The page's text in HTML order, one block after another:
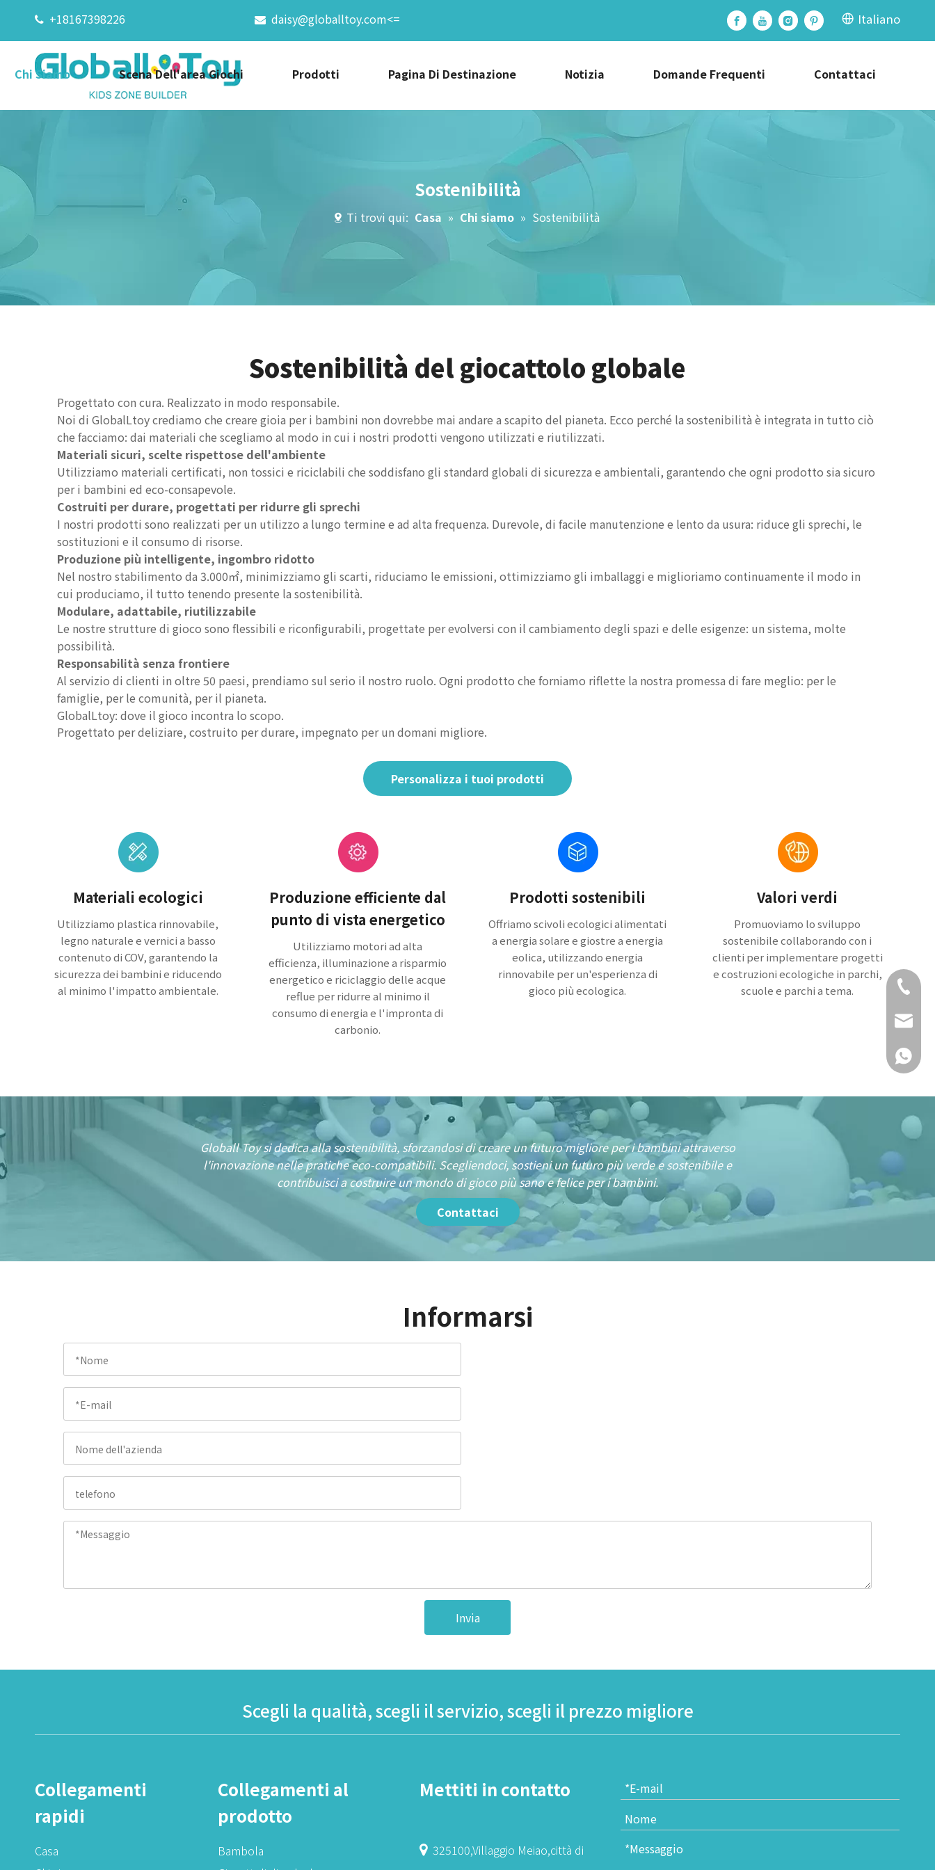
 +18167398226  daisy@globalltoy.com<= Italiano
Chi Siamo Scena Dell'area Giochi Prodotti Pagina Di Destinazione Notizia Domande Frequenti Contattaci
Sostenibilità
Ti trovi qui: Casa » Chi siamo » Sostenibilità
Sostenibilità del giocattolo globale
Progettato con cura. Realizzato in modo responsabile.
Noi di GlobalLtoy crediamo che creare gioia per i bambini non dovrebbe mai andare a scapito del pianeta. Ecco perché la sostenibilità è integrata in tutto ciò
che facciamo: dai materiali che scegliamo al modo in cui i nostri prodotti vengono utilizzati e riutilizzati.
Materiali sicuri, scelte rispettose dell'ambiente
Utilizziamo materiali certificati, non tossici e riciclabili che soddisfano gli standard globali di sicurezza e ambientali, garantendo che ogni prodotto sia sicuro
per i bambini ed eco-consapevole.
Costruiti per durare, progettati per ridurre gli sprechi
I nostri prodotti sono realizzati per un utilizzo a lungo termine e ad alta frequenza. Durevole, di facile manutenzione e lento da usura: riduce gli sprechi, le
sostituzioni e il consumo di risorse.
Produzione più intelligente, ingombro ridotto
Nel nostro stabilimento da 3.000㎡, minimizziamo gli scarti, riduciamo le emissioni, ottimizziamo gli imballaggi e miglioriamo continuamente il modo in
cui produciamo, il tutto tenendo presente la sostenibilità.
Modulare, adattabile, riutilizzabile
Le nostre strutture di gioco sono flessibili e riconfigurabili, progettate per evolversi con il cambiamento degli spazi e delle esigenze: un sistema, molte
possibilità.
Responsabilità senza frontiere
Al servizio di clienti in oltre 50 paesi, prendiamo sul serio il nostro ruolo. Ogni prodotto che forniamo riflette la nostra promessa di fare meglio: per le
famiglie, per le comunità, per il pianeta.
GlobalLtoy: dove il gioco incontra lo scopo.
Progettato per deliziare, costruito per durare, impegnato per un domani migliore.
Personalizza i tuoi prodotti
Materiali ecologici
Utilizziamo plastica rinnovabile,
legno naturale e vernici a basso
contenuto di COV, garantendo la
sicurezza dei bambini e riducendo
al minimo l'impatto ambientale.
Produzione efficiente dal
punto di vista energetico
Utilizziamo motori ad alta
efficienza, illuminazione a risparmio
energetico e riciclaggio delle acque
reflue per ridurre al minimo il
consumo di energia e l'impronta di
carbonio.
Prodotti sostenibili
Offriamo scivoli ecologici alimentati
a energia solare e giostre a energia
eolica, utilizzando energia
rinnovabile per un'esperienza di
gioco più ecologica.
Valori verdi
Promuoviamo lo sviluppo
sostenibile collaborando con i
clienti per implementare progetti
e costruzioni ecologiche in parchi,
scuole e parchi a tema.
Globall Toy si dedica alla sostenibilità, sforzandosi di creare un futuro migliore per i bambini attraverso
l'innovazione nelle pratiche eco-compatibili. Scegliendoci, sostieni un futuro più verde e sostenibile e
contribuisci a costruire un mondo di gioco più sano e felice per i bambini.
Contattaci
Informarsi
Invia
Scegli la qualità, scegli il servizio, scegli il prezzo migliore
Collegamenti
rapidi
Casa
Collegamenti al
prodotto
Bambola
Mettiti in contatto
325100,Villaggio Meiao,città di